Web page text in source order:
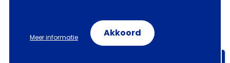
Meer informatie Akkoord
Volg ons op: